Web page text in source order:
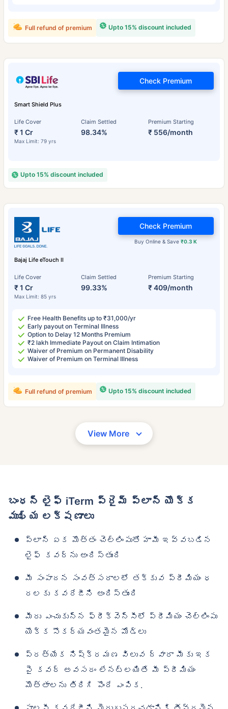
Upto 15% discount included
Full refund of premium
Smart Shield Plus
Life Cover
₹ 1 Cr
Max Limit: 79 yrs
Claim Settled
98.34%
Premium Starting
₹ 556/month
Check Premium
Upto 15% discount included
Bajaj Life eTouch II
Life Cover
₹ 1 Cr
Max Limit: 85 yrs
Claim Settled
99.33%
Premium Starting
₹ 409/month
Buy Online & Save₹0.3 K
Check Premium
Free Health Benefits up to ₹31,000/yr
Early payout on Terminal Illness
Option to Delay 12 Months Premium
₹2 lakh Immediate Payout on Claim Intimation
Waiver of Premium on Permanent Disability
Waiver of Premium on Terminal Illness
Upto 15% discount included
Full refund of premium
View More
బంధన్ లైఫ్ iTerm ప్రైమ్ ప్లాన్ యొక్క
ముఖ్య లక్షణాలు
ప్లాన్ ఏక మొత్తం చెల్లింపుతో హామీ ఇవ్వబడిన
లైఫ్ కవర్‌ను అందిస్తుంది
మీ సంపాదన సంవత్సరాలలో తక్కువ ప్రీమియం ధ
రలకు కవరేజీని అందిస్తుంది
మీరు ఎంచుకున్న ఫ్రీక్వెన్సీలో ప్రీమియం చెల్లింపు
యొక్క సౌకర్యవంతమైన మోడ్‌లు
ప్రత్యేక నిష్క్రమణ విలువ ద్వారా మీకు ఇక
పై కవర్ అవసరం లేనట్లయితే మీ ప్రీమియం
మొత్తాలను తిరిగి పొందే ఎంపిక.